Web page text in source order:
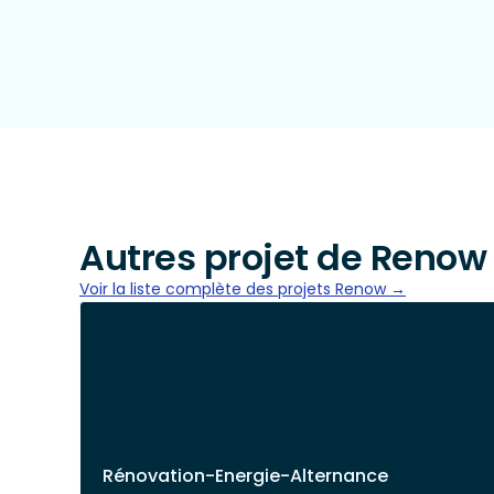
Autres projet de Renow
Voir la liste complète des projets Renow →
Rénovation-Energie-Alternance